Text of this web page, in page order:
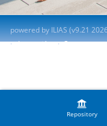
Repository
powered by ILIAS (v9.21
Impresión
Contactar